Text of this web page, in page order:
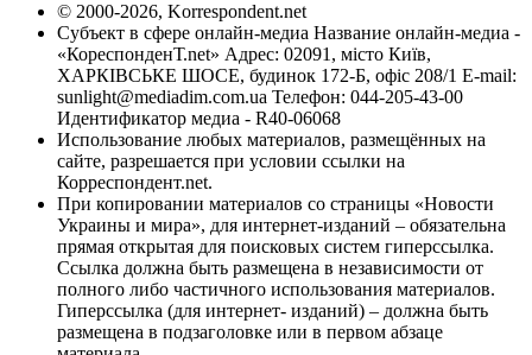
© 2000-2026, Korrespondent.net
Субъект в сфере онлайн-медиа Название онлайн-медиа -
«КореспонденТ.net» Адрес: 02091, місто Київ,
ХАРКІВСЬКЕ ШОСЕ, будинок 172-Б, офіс 208/1 E-mail:
sunlight@mediadim.com.ua Телефон: 044-205-43-00
Идентификатор медиа - R40-06068
Использование любых материалов, размещённых на
сайте, разрешается при условии ссылки на
Корреспондент.net.
При копировании материалов со страницы «Новости
Украины и мира», для интернет-изданий – обязательна
прямая открытая для поисковых систем гиперссылка.
Ссылка должна быть размещена в независимости от
полного либо частичного использования материалов.
Гиперссылка (для интернет- изданий) – должна быть
размещена в подзаголовке или в первом абзаце